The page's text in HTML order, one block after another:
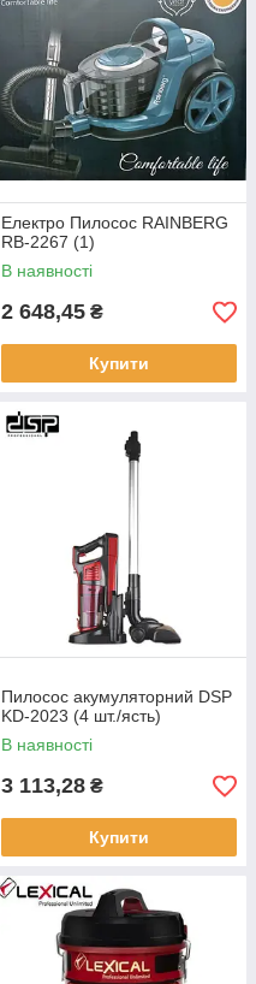
Електро Пилосос RAINBERG
RB-2267 (1)
В наявності
2 648,45 ₴
Купити
Пилосос акумуляторний DSP
KD-2023 (4 шт./ясть)
В наявності
3 113,28 ₴
Купити